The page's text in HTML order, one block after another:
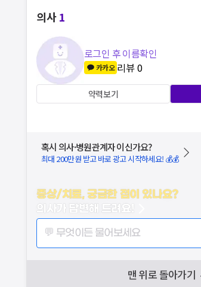
의사1
로그인 후 이름확인
카카오 리뷰0
약력보기
혹시 의사·병원관계자 이신가요?
최대 200만원 받고 바로 광고 시작하세요! 💰💰
증상/치료, 궁금한 점이 있나요?
의사가 답변해 드려요!
💬 무엇이든 물어보세요
맨 위로 돌아가기